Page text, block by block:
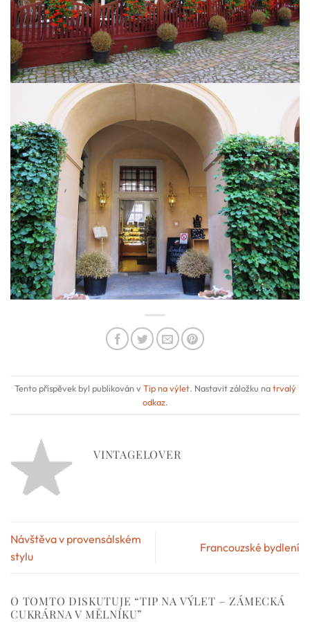
Tento příspěvek byl publikován v Tip na výlet. Nastavit záložku natrvalý
odkaz.
VINTAGELOVER
Návštěva v provensálském
stylu
Francouzské bydlení
O TOMTO DISKUTUJE “TIP NA VÝLET – ZÁMECKÁ
CUKRÁRNA V MĚLNÍKU”